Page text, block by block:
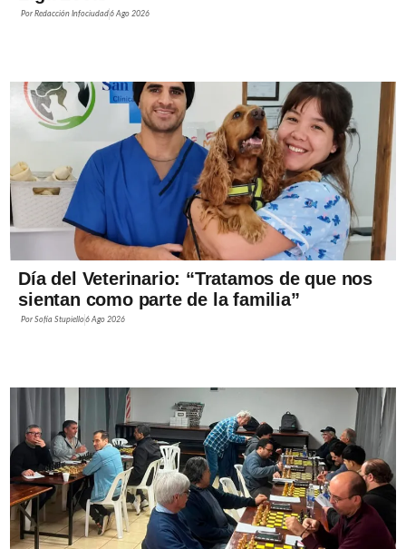
PorRedacción Infociudad6 Ago 2026
Día del Veterinario: “Tratamos de que nos
sientan como parte de la familia”
PorSofía Stupiello6 Ago 2026